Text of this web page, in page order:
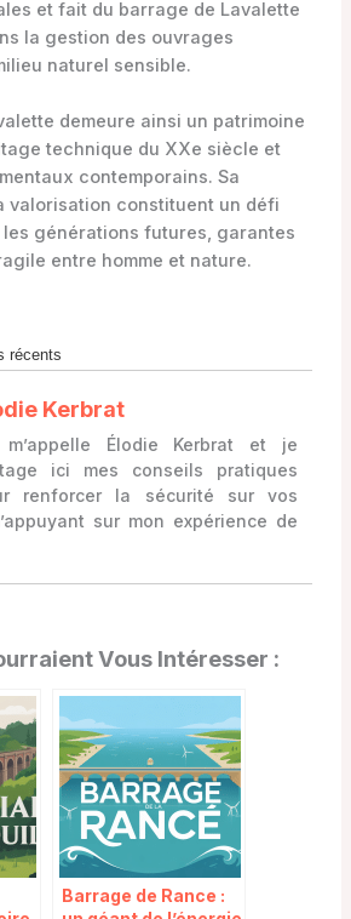
et fait du barrage de Lavalette
la gestion des ouvrages
naturel sensible.
demeure ainsi un patrimoine
technique du XXe siècle et
contemporains. Sa
valorisation constituent un défi
générations futures, garantes
entre homme et nature.
récents
Kerbrat
Élodie Kerbrat et je
ici mes conseils pratiques
renforcer la sécurité sur vos
sur mon expérience de
Vous Intéresser :
Barrage de Rance :